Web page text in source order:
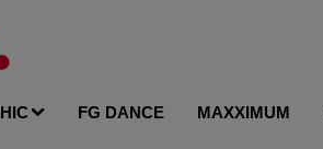
FG DANCE MAXXIMUM